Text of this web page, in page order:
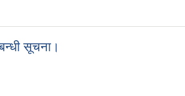
सूचना।